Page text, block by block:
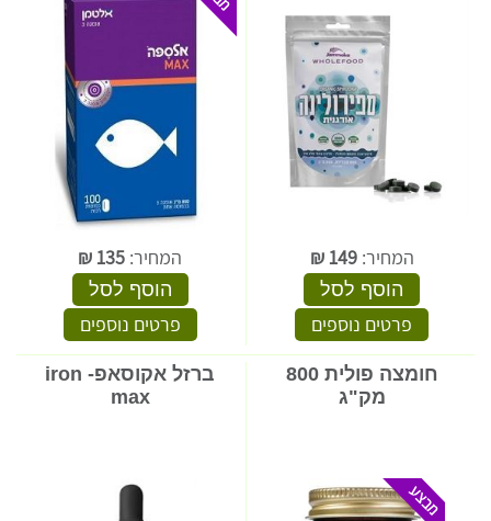
המחיר:149
₪
הוסף לסל
פרטים נוספים
המחיר: 135
₪
הוסף לסל
פרטים נוספים
חומצה פולית 800
מק"ג
ברזל אקוסאפ- iron
max